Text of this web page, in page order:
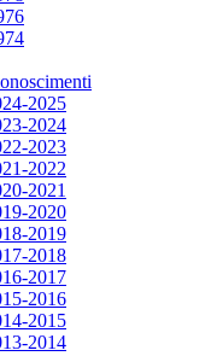
2025
2024
2023
2022
2021
2020
2019
2018
2017
2016
2015
2014